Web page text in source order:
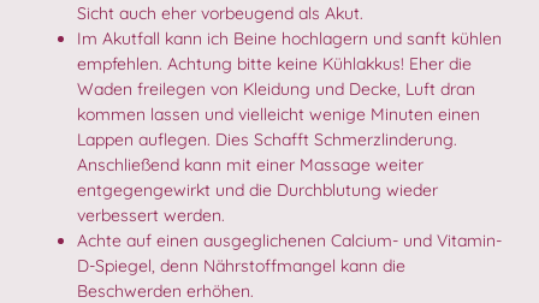
Sicht auch eher vorbeugend als Akut.
Im Akutfall kann ich Beine hochlagern und sanft kühlen
empfehlen. Achtung bitte keine Kühlakkus! Eher die
Waden freilegen von Kleidung und Decke, Luft dran
kommen lassen und vielleicht wenige Minuten einen
Lappen auflegen. Dies Schafft Schmerzlinderung.
Anschließend kann mit einer Massage weiter
entgegengewirkt und die Durchblutung wieder
verbessert werden.
Achte auf einen ausgeglichenen Calcium- und Vitamin-
D-Spiegel, denn Nährstoffmangel kann die
Beschwerden erhöhen.